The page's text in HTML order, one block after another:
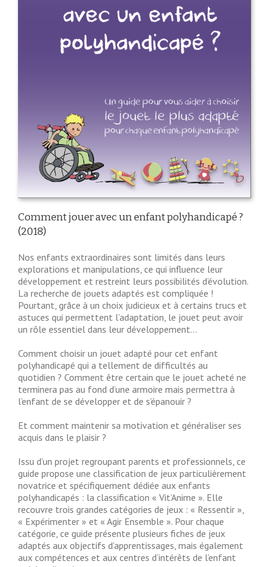
Comment jouer avec un enfant polyhandicapé ?
(2018)
Nos enfants extraordinaires sont limités dans leurs
explorations et manipulations, ce qui influence leur
développement et restreint leurs possibilités d’évolution.
La recherche de jouets adaptés est compliquée !
Pourtant, grâce à un choix judicieux et à certains trucs et
astuces qui permettent l’adaptation, le jouet peut avoir
un rôle essentiel dans leur développement…
Comment choisir un jouet adapté pour cet enfant
polyhandicapé qui a tellement de difficultés au
quotidien ? Comment être certain que le jouet acheté ne
terminera pas au fond d’une armoire mais permettra à
l’enfant de se développer et de s’épanouir ?
Et comment maintenir sa motivation et généraliser ses
acquis dans le plaisir ?
Issu d’un projet regroupant parents et professionnels, ce
guide propose une classification de jeux particulièrement
novatrice et spécifiquement dédiée aux enfants
polyhandicapés : la classification « Vit’Anime ». Elle
recouvre trois grandes catégories de jeux : « Ressentir »,
« Expérimenter » et « Agir Ensemble ». Pour chaque
catégorie, ce guide présente plusieurs fiches de jeux
adaptés aux objectifs d’apprentissages, mais également
aux compétences et aux centres d’intérêts de l’enfant